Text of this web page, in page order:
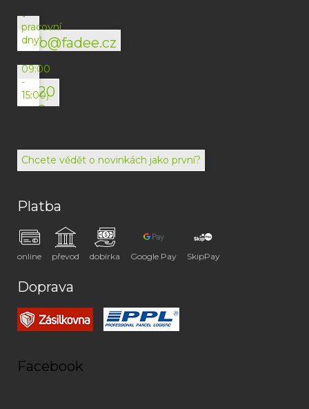
info@fadee.cz
v
pracovní
dny)
+420
792
072
(Po-
09:00
-
15:00)
Chcete vědět o novinkách jako první?
Platba
online převod dobírka Google Pay SkipPay
Doprava
Facebook